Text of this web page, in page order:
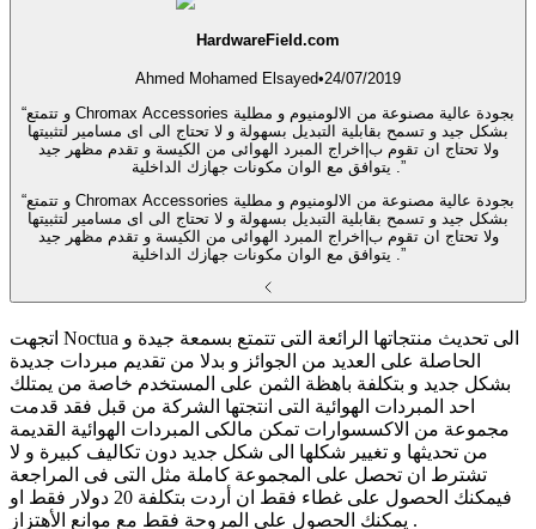
HardwareField.com
Ahmed Mohamed Elsayed•24/07/2019
“و تتمتع Chromax Accessories بجودة عالية مصنوعة من الالومنيوم و مطلية
بشكل جيد و تسمح بقابلية التبديل بسهولة و لا تحتاج الى اى مسامير لتثبيتها
ولا تحتاج ان تقوم ب|اخراج المبرد الهوائى من الكيسة و تقدم مظهر جيد
يتوافق مع الوان مكونات جهازك الداخلية .”
“و تتمتع Chromax Accessories بجودة عالية مصنوعة من الالومنيوم و مطلية
بشكل جيد و تسمح بقابلية التبديل بسهولة و لا تحتاج الى اى مسامير لتثبيتها
ولا تحتاج ان تقوم ب|اخراج المبرد الهوائى من الكيسة و تقدم مظهر جيد
يتوافق مع الوان مكونات جهازك الداخلية .”
اتجهت Noctua الى تحديث منتجاتها الرائعة التى تتمتع بسمعة جيدة و
الحاصلة على العديد من الجوائز و بدلا من تقديم مبردات جديدة
بشكل جديد و بتكلفة باهظة الثمن على المستخدم خاصة من يمتلك
احد المبردات الهوائية التى انتجتها الشركة من قبل فقد قدمت
مجموعة من الاكسسوارات تمكن مالكى المبردات الهوائية القديمة
من تحديثها و تغيير شكلها الى شكل جديد دون تكاليف كبيرة و لا
تشترط ان تحصل على المجموعة كاملة مثل التى فى المراجعة
فيمكنك الحصول على غطاء فقط ان أردت بتكلفة 20 دولار فقط او
يمكنك الحصول على المروحة فقط مع موانع الأهتزاز .